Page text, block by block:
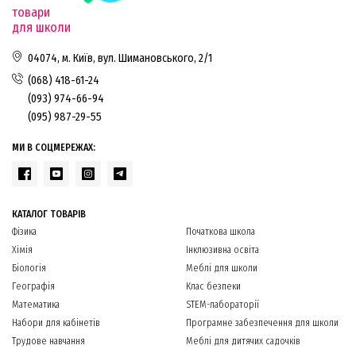
товари
для школи
04074, м. Київ, вул. Шимановського, 2/1
(068) 418-61-24
(093) 974-66-94
(095) 987-29-55
МИ В СОЦМЕРЕЖАХ:
КАТАЛОГ ТОВАРІВ
Фізика
Хімія
Біологія
Географія
Математика
Набори для кабінетів
Трудове навчання
Початкова школа
Інклюзивна освіта
Меблі для школи
Клас безпеки
STEM-лабораторії
Програмне забезпечення для школи
Меблі для дитячих садочків